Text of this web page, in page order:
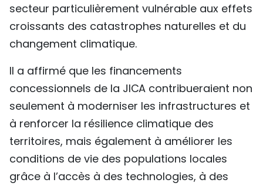
secteur particulièrement vulnérable aux effets
croissants des catastrophes naturelles et du
changement climatique.
Il a affirmé que les financements
concessionnels de la JICA contribueraient non
seulement à moderniser les infrastructures et
à renforcer la résilience climatique des
territoires, mais également à améliorer les
conditions de vie des populations locales
grâce à l’accès à des technologies, à des